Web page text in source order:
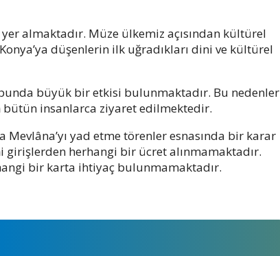
almaktadır. Müze ülkemiz açısından kültürel
düşenlerin ilk uğradıkları dini ve kültürel
bunda büyük bir etkisi bulunmaktadır. Bu nedenler
bütün insanlarca ziyaret edilmektedir.
yad etme törenler esnasında bir karar
girişlerden herhangi bir ücret alınmamaktadır.
bir karta ihtiyaç bulunmamaktadır.